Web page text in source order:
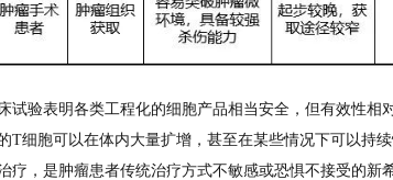
试验表明各类工程化的细胞产品相当安全，但有效性相
T细胞可以在体内大量扩增，甚至在某些情况下可以持
疗，是肿瘤患者传统治疗方式不敏感或恐惧不接受的新